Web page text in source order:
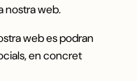
nostra web.
web es podran
en concret